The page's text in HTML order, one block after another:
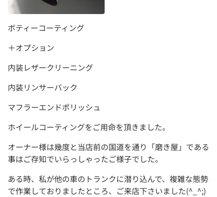
ボティーコーティング
＋オプション
内装レザークリーニング
内装リンサーバック
マフラーエンドポリッシュ
ホイールコーティングをご用命を頂きました。
オーナー様は幾度と当店前の国道を通り「磨き屋」である
事はご存知でいらっしゃったご様子でした。
ある時、私が他の車のトランクに潜り込んで、複雑な態勢
で作業しておりましたところ、ご来店下さいました(^_^;)